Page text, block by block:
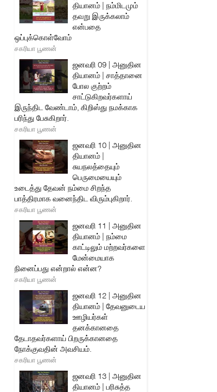
தியானம் | நம்மிடமும்
தவறு இருக்கலாம்
என்பதை
ஒப்புக்கொள்வோம்
சகரியா பூணன்
ஜனவரி 09 | அனுதின
தியானம் | சாத்தானை
போல குற்றம்
சாட்டுகிறவர்களாய்
இருந்திட வேண்டாம், கிறிஸ்து நமக்காக
பரிந்து பேசுகிறார்.
சகரியா பூணன்
ஜனவரி 10 | அனுதின
தியானம் |
சுயநலத்தையும்
பெருமையையும்
உடைத்து தேவன் நம்மை சிறந்த
பாத்திரமாக வனைந்திட விரும்புகிறார்.
சகரியா பூணன்
ஜனவரி 11 | அனுதின
தியானம் | நம்மை
காட்டிலும் மற்றவர்களை
மேன்மையாக
நினைப்பது என்றால் என்ன?
சகரியா பூணன்
ஜனவரி 12 | அனுதின
தியானம் | தேவனுடைய
ஊழியர்கள்
தனக்கானதை
தேடாதவர்களாய் பிறருக்கானதை
நோக்குவதின் அவசியம்.
சகரியா பூணன்
ஜனவரி 13 | அனுதின
தியானம் | பரிசுத்த